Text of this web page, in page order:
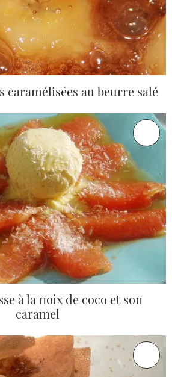
caramélisées au beurre salé
à la noix de coco et son
caramel